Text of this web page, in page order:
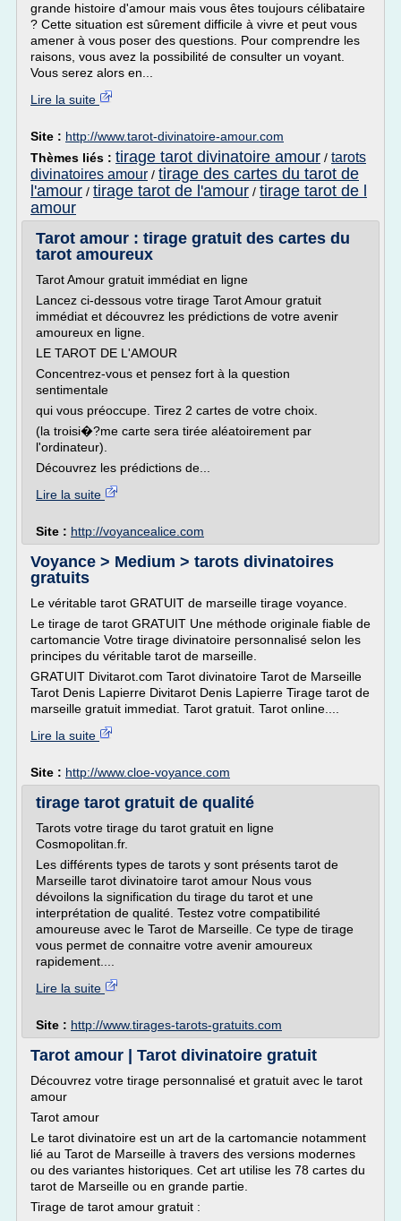
grande histoire d'amour mais vous êtes toujours célibataire
? Cette situation est sûrement difficile à vivre et peut vous
amener à vous poser des questions. Pour comprendre les
raisons, vous avez la possibilité de consulter un voyant.
Vous serez alors en...
Lire la suite
Site : http://www.tarot-divinatoire-amour.com
Thèmes liés : tirage tarot divinatoire amour / tarots
divinatoires amour / tirage des cartes du tarot de
l'amour / tirage tarot de l'amour / tirage tarot de l
amour
Tarot amour : tirage gratuit des cartes du
tarot amoureux
Tarot Amour gratuit immédiat en ligne
Lancez ci-dessous votre tirage Tarot Amour gratuit
immédiat et découvrez les prédictions de votre avenir
amoureux en ligne.
LE TAROT DE L'AMOUR
Concentrez-vous et pensez fort à la question
sentimentale
qui vous préoccupe. Tirez 2 cartes de votre choix.
(la troisi�?me carte sera tirée aléatoirement par
l'ordinateur).
Découvrez les prédictions de...
Lire la suite
Site : http://voyancealice.com
Voyance > Medium > tarots divinatoires
gratuits
Le véritable tarot GRATUIT de marseille tirage voyance.
Le tirage de tarot GRATUIT Une méthode originale fiable de
cartomancie Votre tirage divinatoire personnalisé selon les
principes du véritable tarot de marseille.
GRATUIT Divitarot.com Tarot divinatoire Tarot de Marseille
Tarot Denis Lapierre Divitarot Denis Lapierre Tirage tarot de
marseille gratuit immediat. Tarot gratuit. Tarot online....
Lire la suite
Site : http://www.cloe-voyance.com
tirage tarot gratuit de qualité
Tarots votre tirage du tarot gratuit en ligne
Cosmopolitan.fr.
Les différents types de tarots y sont présents tarot de
Marseille tarot divinatoire tarot amour Nous vous
dévoilons la signification du tirage du tarot et une
interprétation de qualité. Testez votre compatibilité
amoureuse avec le Tarot de Marseille. Ce type de tirage
vous permet de connaitre votre avenir amoureux
rapidement....
Lire la suite
Site : http://www.tirages-tarots-gratuits.com
Tarot amour | Tarot divinatoire gratuit
Découvrez votre tirage personnalisé et gratuit avec le tarot
amour
Tarot amour
Le tarot divinatoire est un art de la cartomancie notamment
lié au Tarot de Marseille à travers des versions modernes
ou des variantes historiques. Cet art utilise les 78 cartes du
tarot de Marseille ou en grande partie.
Tirage de tarot amour gratuit :